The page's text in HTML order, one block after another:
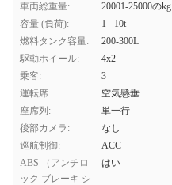
車両総重量:
20001-25000のkg
容量 (負荷):
1 - 10t
燃料タンク容量:
200-300L
駆動ホイール:
4x2
乗客:
3
運転席:
空気懸垂
座席列:
単一行
後部カメラ:
なし
巡航制御:
ACC
ABS （アンチロ
ック ブレーキ シ
はい